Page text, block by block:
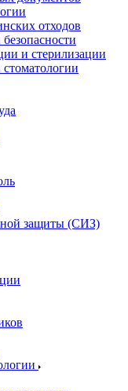
отходов
и стерилизации
защиты (СИЗ)